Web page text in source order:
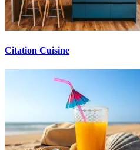
Citation Cuisine